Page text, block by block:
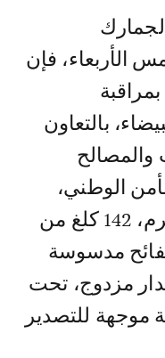
الأربعاء، فإن
بالتعاون
والمصالح
الوطني،
كشفت، يوم الجمعة المنصرم، 142 كلغ من
مدسوسة
مزدوج، تحت
موجهة للتصدير